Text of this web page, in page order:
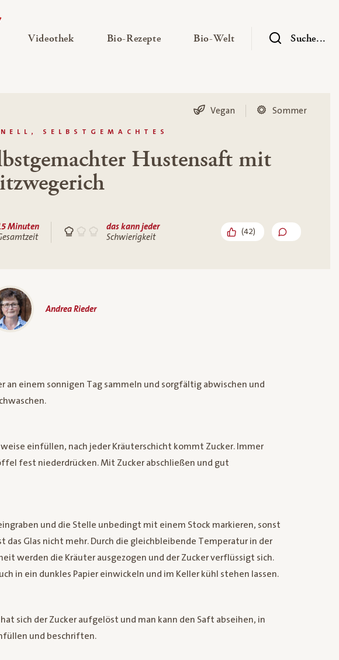
Videothek— Untermenü ausklappen
Bio-Rezepte— Untermenü ausklappen
Bio-Welt — UntermenüSuche...
SELBSTGEMACHTES
Vegan Sommer
Hustensaft mit
Minuten
das kann jeder
Schwierigkeit
(42)
Andrea Rieder
an einem sonnigen Tag sammeln und sorgfältig abwischen und
einfüllen, nach jeder Kräuterschicht kommt Zucker. Immer
fest niederdrücken. Mit Zucker abschließen und gut
eingraben und die Stelle unbedingt mit einem Stock markieren, sonst
das Glas nicht mehr. Durch die gleichbleibende Temperatur in der
werden die Kräuter ausgezogen und der Zucker verflüssigt sich.
in ein dunkles Papier einwickeln und im Keller kühl stehen lassen.
sich der Zucker aufgelöst und man kann den Saft abseihen, in
und beschriften.